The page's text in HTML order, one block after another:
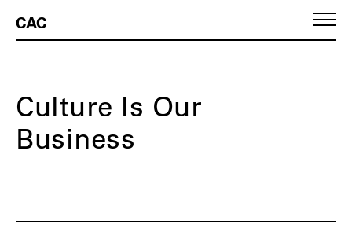
CAC
Culture Is Our
Business